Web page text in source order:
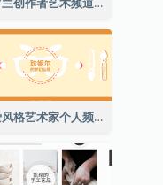
可爱风格艺术家个人频道标志Youtube频道图片